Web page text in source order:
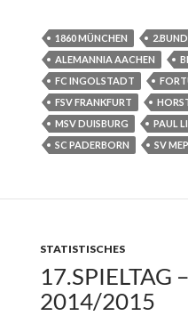
1860 MÜNCHEN
ALEMANNIA AACHEN
FC INGOLSTADT
FSV FRANKFURT
MSV DUISBURG
PAUL
SC PADERBORN
SV
STATISTISCHES
17.SPIELTAG
2014/2015